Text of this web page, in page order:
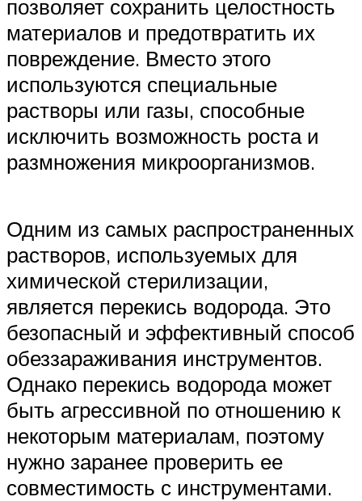
позволяет сохранить целостность
материалов и предотвратить их
повреждение. Вместо этого
используются специальные
растворы или газы, способные
исключить возможность роста и
размножения микроорганизмов.
Одним из самых распространенных
растворов, используемых для
химической стерилизации,
является перекись водорода. Это
безопасный и эффективный способ
обеззараживания инструментов.
Однако перекись водорода может
быть агрессивной по отношению к
некоторым материалам, поэтому
нужно заранее проверить ее
совместимость с инструментами.